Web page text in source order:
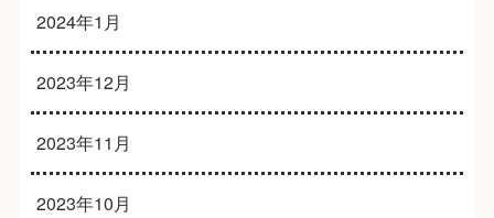
2024年1月
2023年12月
2023年11月
2023年10月